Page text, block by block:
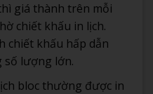
giá thành trên mỗi
chiết khấu in lịch.
chiết khấu hấp dẫn
số lượng lớn.
bloc thường được in